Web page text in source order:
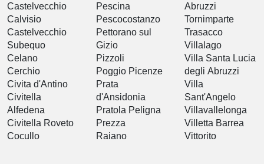
Castelvecchio
Calvisio
Castelvecchio
Subequo
Celano
Cerchio
Civita d'Antino
Civitella
Alfedena
Civitella Roveto
Cocullo
Pescina
Pescocostanzo
Pettorano sul
Gizio
Pizzoli
Poggio Picenze
Prata
d'Ansidonia
Pratola Peligna
Prezza
Raiano
Abruzzi
Tornimparte
Trasacco
Villalago
Villa Santa Lucia
degli Abruzzi
Villa
Sant'Angelo
Villavallelonga
Villetta Barrea
Vittorito